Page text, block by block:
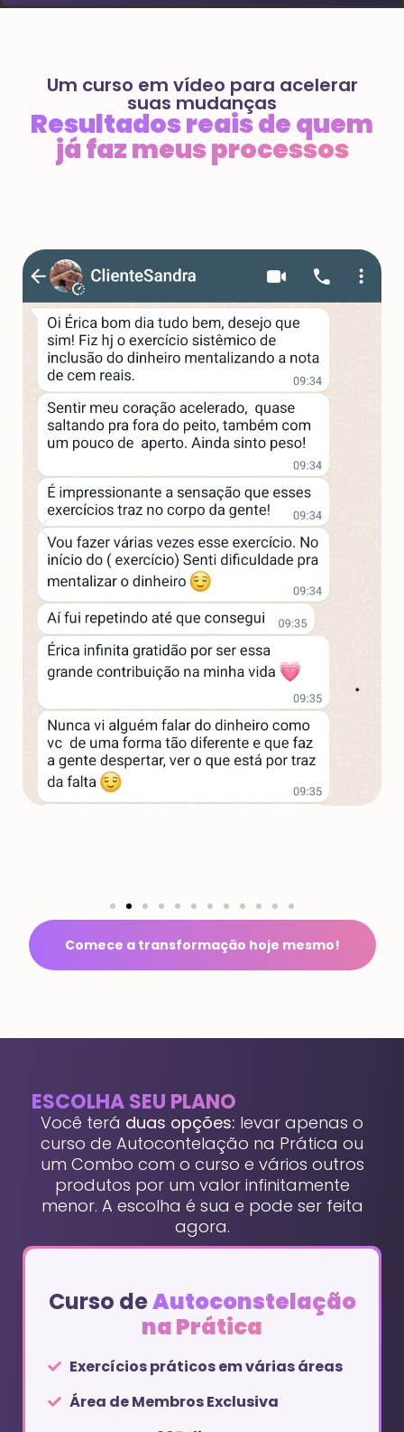
Um curso em vídeo para acelerar
suas mudanças
Resultados reais de quem
já faz meus processos
Comece a transformação hoje mesmo!
ESCOLHA SEU PLANO
Você terá duas opções: levar apenas o
curso de Autocontelação na Prática ou
um Combo com o curso e vários outros
produtos por um valor infinitamente
menor. A escolha é sua e pode ser feita
agora.
Curso deAutoconstelação
na Prática
Exercícios práticos em várias áreas
Área de Membros Exclusiva